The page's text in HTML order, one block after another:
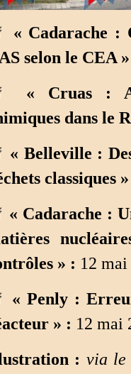
« Cadarache :
selon le CEA
« Cruas :
dans le
« Belleville :
classiques
« Cadarache :
» : 12
« Penly :
» : 12 mai
: via le